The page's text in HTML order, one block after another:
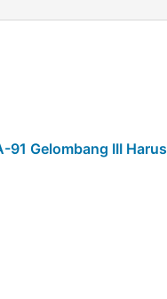
91 Gelombang III Harus